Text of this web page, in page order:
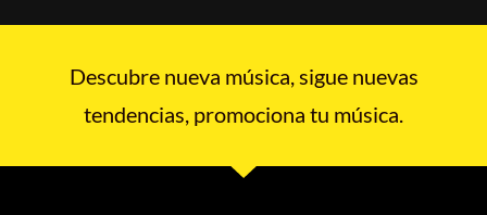
Descubre nueva música, sigue nuevas
tendencias, promociona tu música.